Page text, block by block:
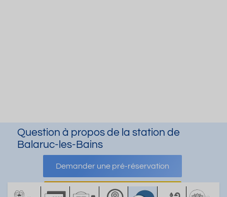
Question à propos de la station de
Balaruc-les-Bains
Demander une pré-réservation
Demander une documentation